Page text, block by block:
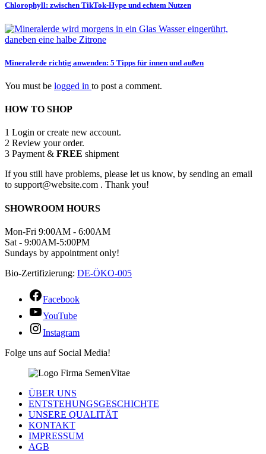
Chlorophyll: zwischen TikTok-Hype und echtem Nutzen
Mineralerde richtig anwenden: 5 Tipps für innen und außen
You must be logged in to post a comment.
HOW TO SHOP
1 Login or create new account.
2 Review your order.
3 Payment & FREE shipment
If you still have problems, please let us know, by sending an email
to support@website.com . Thank you!
SHOWROOM HOURS
Mon-Fri 9:00AM - 6:00AM
Sat - 9:00AM-5:00PM
Sundays by appointment only!
Bio-Zertifizierung: DE-ÖKO-005
Facebook
YouTube
Instagram
Folge uns auf Social Media!
ÜBER UNS
ENTSTEHUNGSGESCHICHTE
UNSERE QUALITÄT
KONTAKT
IMPRESSUM
AGB